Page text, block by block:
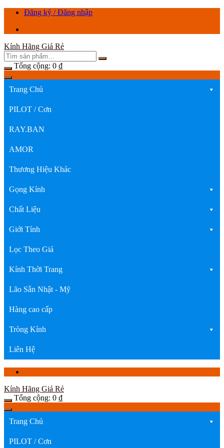
ChuyểnĐăng ký / Đăng nhập
Kính Hãng Giá Rẻ
Tổng cộng: 0 ₫
Trang Chủ
PILOT / Cơn
RAY.BAN
AMOR
Thương Hiệu Khác
Gọng Kính
Chất Liệu
Giới Tính
Lọc Theo Giá
Kính Thời Trang
Lão Sẵn Nhật - Mỹ
Hàng cao cấp
Tròng Kính
Liên Hệ
Kính Hãng Giá Rẻ
Tổng cộng: 0 ₫
Trang Chủ
PILOT / Cơn